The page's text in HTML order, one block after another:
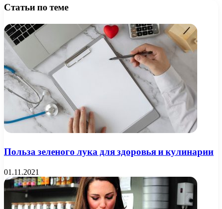
Статьи по теме
Польза зеленого лука для здоровья и кулинарии
01.11.2021